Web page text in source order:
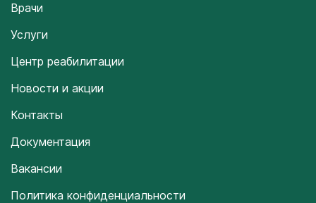
Врачи
Услуги
Центр реабилитации
Новости и акции
Контакты
Документация
Вакансии
Политика конфиденциальности